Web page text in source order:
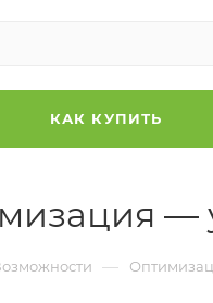
КАК КУПИТЬ
—